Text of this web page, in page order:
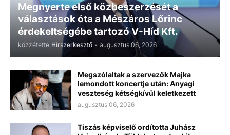
Megnyerte első közbeszerzését a
választások óta a Mészáros Lőrinc
érdekeltségébe tartozó V-Híd Kft.
közzétette Hírszerkesztő - augusztus 06, 2026
Megszólaltak a szervezők Majka
lemondott koncertje után: Anyagi
veszteség kétségkívül keletkezett
augusztus 06, 2026
Tiszás képviselő ordította Juhász